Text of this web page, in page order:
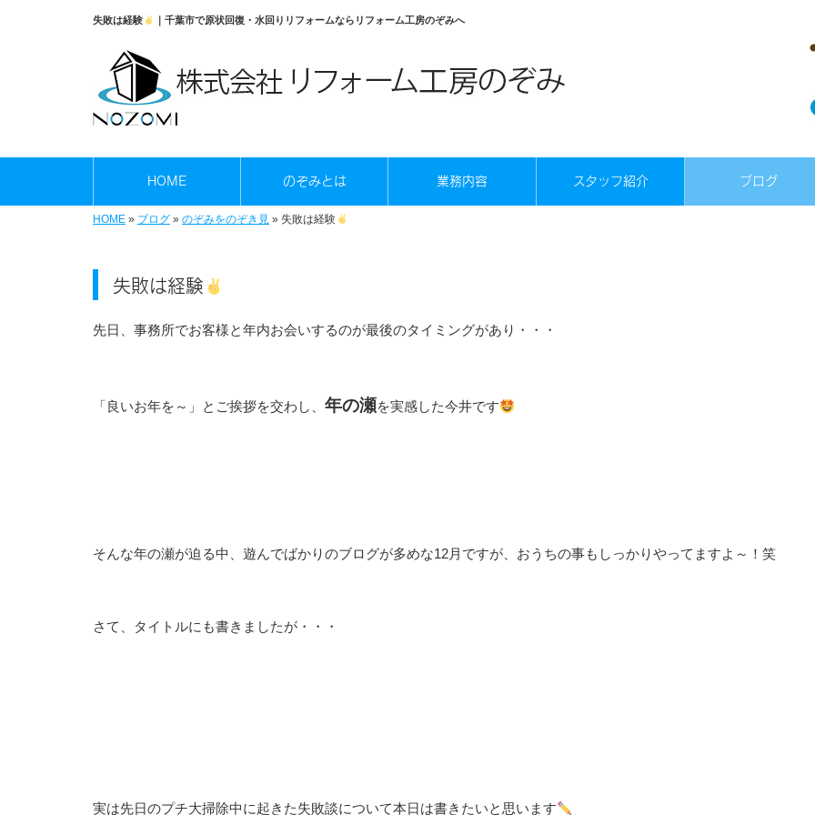
失敗は経験 ｜千葉市で原状回復・水回りリフォームならリフォーム工房のぞみへ
HOME のぞみとは 業務内容 スタッフ紹介 ブログ
HOME » ブログ » のぞみをのぞき見 » 失敗は経験
失敗は経験
先日、事務所でお客様と年内お会いするのが最後のタイミングがあり・・・
「良いお年を～」とご挨拶を交わし、 年の瀬を実感した今井です
そんな年の瀬が迫る中、遊んでばかりのブログが多めな12月ですが、おうちの事もしっかりやってますよ～！笑
さて、タイトルにも書きましたが・・・
実は先日のプチ大掃除中に起きた失敗談について本日は書きたいと思います